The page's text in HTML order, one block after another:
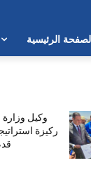
الرئيسية
وكيل